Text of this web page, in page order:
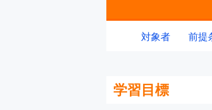
対象者 前提
学習目標